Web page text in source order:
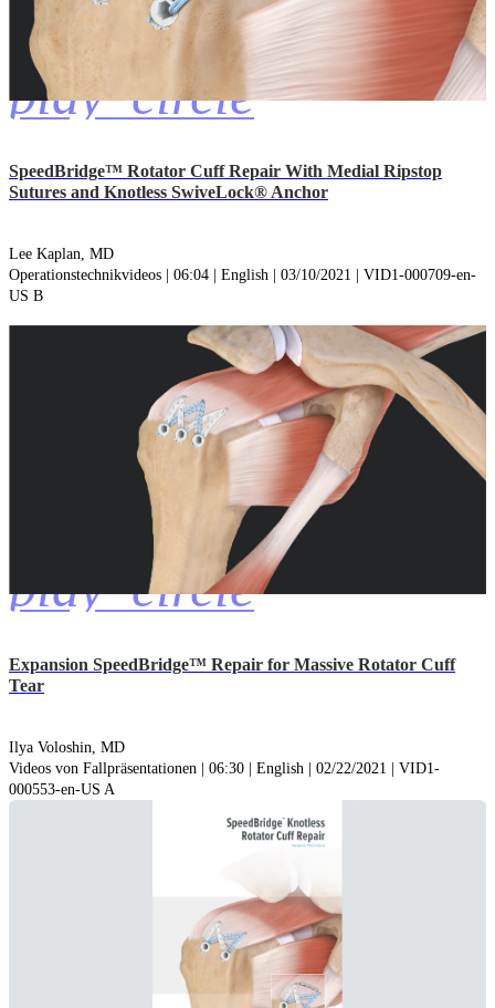
play_circle
SpeedBridge™ Rotator Cuff Repair With Medial Ripstop
Sutures and Knotless SwiveLock® Anchor
Lee Kaplan, MD
Operationstechnikvideos | 06:04 | English | 03/10/2021 | VID1-000709-en-
US B
play_circle
Expansion SpeedBridge™ Repair for Massive Rotator Cuff
Tear
Ilya Voloshin, MD
Videos von Fallpräsentationen | 06:30 | English | 02/22/2021 | VID1-
000553-en-US A